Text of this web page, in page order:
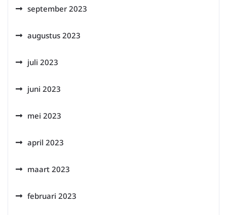
september 2023
augustus 2023
juli 2023
juni 2023
mei 2023
april 2023
maart 2023
februari 2023